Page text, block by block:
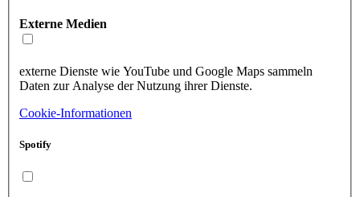
Externe Medien
externe Dienste wie YouTube und Google Maps sammeln
Daten zur Analyse der Nutzung ihrer Dienste.
Cookie-Informationen
Spotify